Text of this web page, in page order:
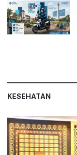
KESEHATAN